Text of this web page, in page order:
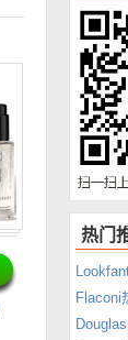
热门
Flaconi